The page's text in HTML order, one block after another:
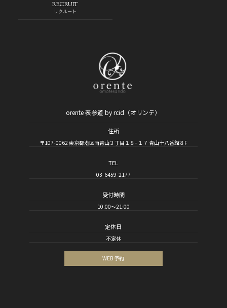
RECRUIT
リクルート
orente 表参道 by rcid（オリンテ）
住所
〒107-0062 東京都港区南青山３丁目１８−１７ 青山十八番館８F
TEL
03-6459-2177
受付時間
10:00～21:00
定休日
不定休
WEB 予約